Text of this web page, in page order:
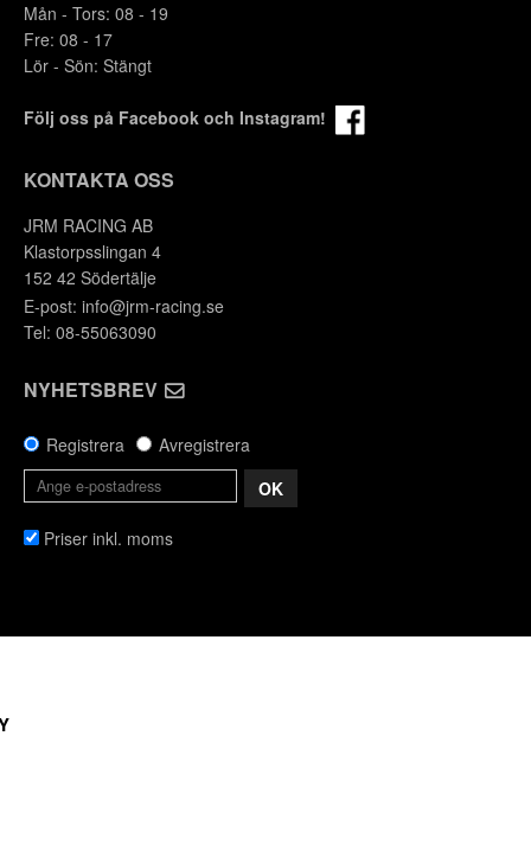
Mån - Tors: 08 - 19
Fre: 08 - 17
Lör - Sön: Stängt
Följ oss på Facebook och Instagram!
KONTAKTA OSS
JRM RACING AB
Klastorpsslingan 4
152 42 Södertälje
E-post: info@jrm-racing.se
Tel: 08-55063090
NYHETSBREV
Registrera
Avregistrera
OK
Priser inkl. moms